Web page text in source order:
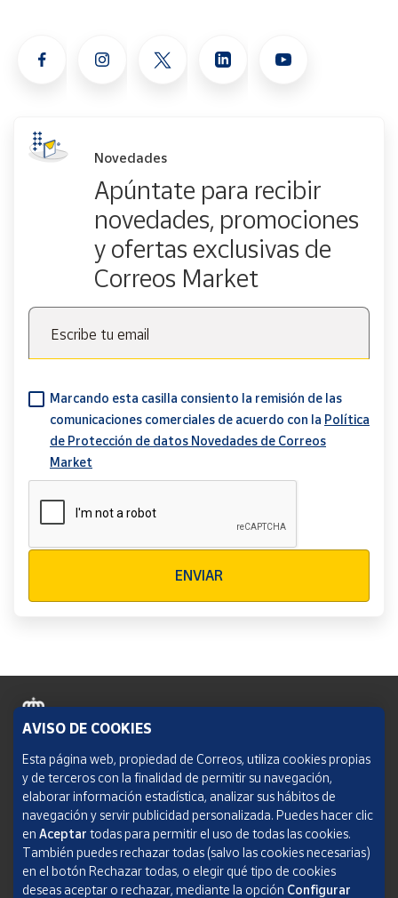
Novedades
Apúntate para recibir
novedades, promociones
y ofertas exclusivas de
Correos Market
Escribe tu email
Marcando esta casilla consiento la remisión de las
comunicaciones comerciales de acuerdo con la Política
de Protección de datos Novedades de Correos
Market
ENVIAR
Política de cookies
Aviso legal
Condiciones del servicio
Política de Privacidad Web
AVISO DE COOKIES
Esta página web, propiedad de Correos, utiliza cookies propias
y de terceros con la finalidad de permitir su navegación,
elaborar información estadística, analizar sus hábitos de
navegación y servir publicidad personalizada. Puedes hacer clic
en Aceptar todas para permitir el uso de todas las cookies.
También puedes rechazar todas (salvo las cookies necesarias)
en el botón Rechazar todas, o elegir qué tipo de cookies
deseas aceptar o rechazar, mediante la opción Configurar